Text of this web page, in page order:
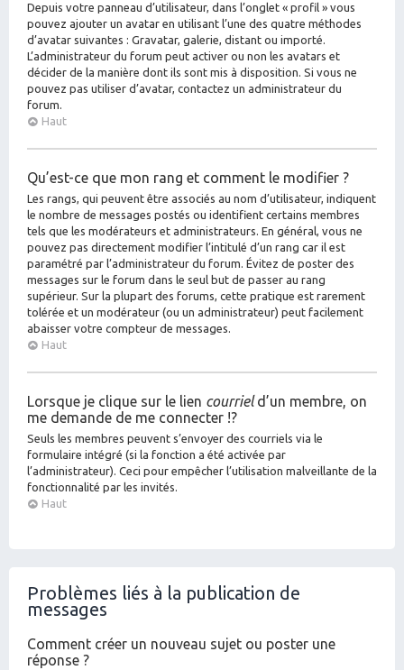
Depuis votre panneau d’utilisateur, dans l’onglet « profil » vous
pouvez ajouter un avatar en utilisant l’une des quatre méthodes
d’avatar suivantes : Gravatar, galerie, distant ou importé.
L’administrateur du forum peut activer ou non les avatars et
décider de la manière dont ils sont mis à disposition. Si vous ne
pouvez pas utiliser d’avatar, contactez un administrateur du
forum.
Haut
Qu’est-ce que mon rang et comment le modifier ?
Les rangs, qui peuvent être associés au nom d’utilisateur, indiquent
le nombre de messages postés ou identifient certains membres
tels que les modérateurs et administrateurs. En général, vous ne
pouvez pas directement modifier l’intitulé d’un rang car il est
paramétré par l’administrateur du forum. Évitez de poster des
messages sur le forum dans le seul but de passer au rang
supérieur. Sur la plupart des forums, cette pratique est rarement
tolérée et un modérateur (ou un administrateur) peut facilement
abaisser votre compteur de messages.
Haut
Lorsque je clique sur le lien courrield’un membre, on
me demande de me connecter !?
Seuls les membres peuvent s’envoyer des courriels via le
formulaire intégré (si la fonction a été activée par
l’administrateur). Ceci pour empêcher l’utilisation malveillante de la
fonctionnalité par les invités.
Haut
Problèmes liés à la publication de
messages
Comment créer un nouveau sujet ou poster une
réponse ?